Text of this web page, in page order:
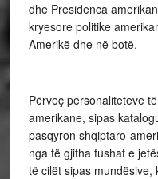
dhe Presidenca
kryesore politike
Amerikë dhe në botë.
Përveç personaliteteve
amerikane, sipas
pasqyron shqiptaro-
nga të gjitha fushat e
të cilët sipas